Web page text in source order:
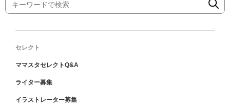
セレクト
ママスタセレクトQ&A
ライター募集
イラストレーター募集